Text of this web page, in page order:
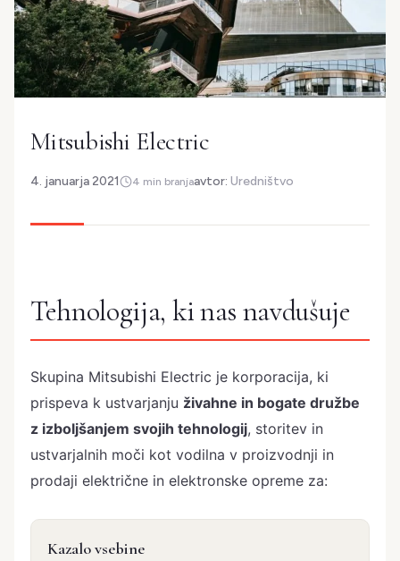
Mitsubishi Electric
4. januarja 2021 4 min branjaavtor: Uredništvo
Tehnologija, ki nas navdušuje
Skupina Mitsubishi Electric je korporacija, ki
prispeva k ustvarjanju živahne in bogate družbe
z izboljšanjem svojih tehnologij, storitev in
ustvarjalnih moči kot vodilna v proizvodnji in
prodaji električne in elektronske opreme za:
Kazalo vsebine